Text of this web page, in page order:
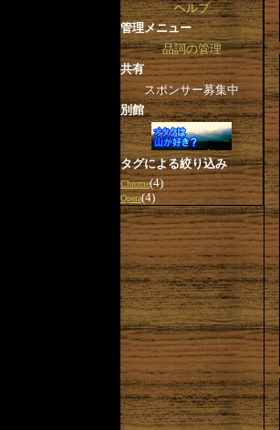
ヘルプ
管理メニュー
品詞の管理
共有
スポンサー募集中
別館
タグによる絞り込み
Chrome(4)
Opera(4)